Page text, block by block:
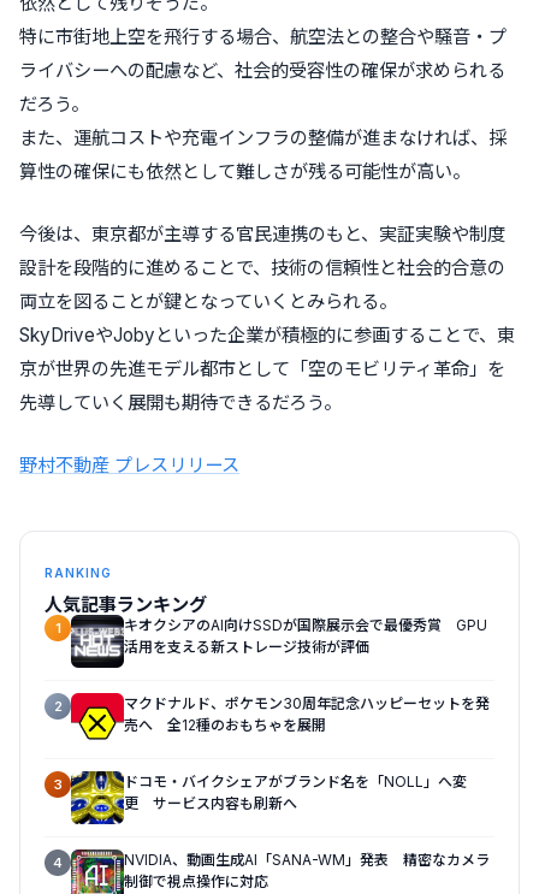
特に市街地上空を飛行する場合、航空法との整合や騒音・プ
ライバシーへの配慮など、社会的受容性の確保が求められる
だろう。
また、運航コストや充電インフラの整備が進まなければ、採
算性の確保にも依然として難しさが残る可能性が高い。
今後は、東京都が主導する官民連携のもと、実証実験や制度
設計を段階的に進めることで、技術の信頼性と社会的合意の
両立を図ることが鍵となっていくとみられる。
SkyDriveやJobyといった企業が積極的に参画することで、東
京が世界の先進モデル都市として「空のモビリティ革命」を
先導していく展開も期待できるだろう。
野村不動産 プレスリリース
RANKING
人気記事ランキング
1
キオクシアのAI向けSSDが国際展示会で最優秀賞 GPU
活用を支える新ストレージ技術が評価
2
マクドナルド、ポケモン30周年記念ハッピーセットを発
売へ 全12種のおもちゃを展開
3
ドコモ・バイクシェアがブランド名を「NOLL」へ変
更 サービス内容も刷新へ
4
NVIDIA、動画生成AI「SANA-WM」発表 精密なカメラ
制御で視点操作に対応